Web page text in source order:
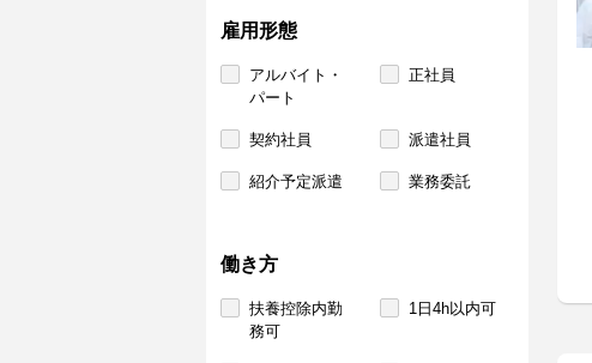
雇用形態
アルバイト・
パート
正社員
契約社員 派遣社員
紹介予定派遣 業務委託
働き方
扶養控除内勤
務可
1日4h以内可